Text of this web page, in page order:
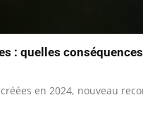
: quelles
en 2024, nouveau